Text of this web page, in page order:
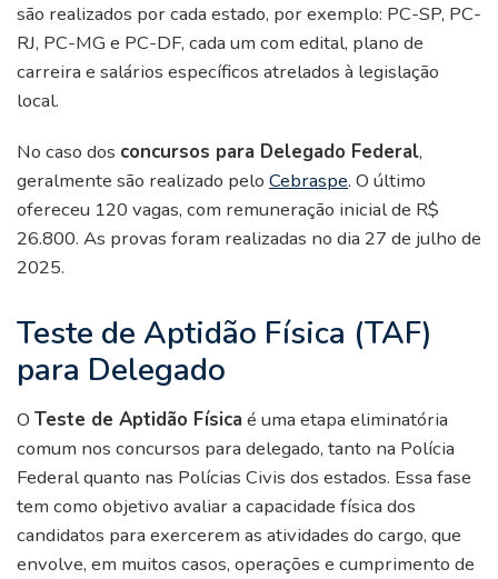
são realizados por cada estado, por exemplo: PC-SP, PC-
RJ, PC-MG e PC-DF, cada um com edital, plano de
carreira e salários específicos atrelados à legislação
local.
No caso dos concursos para Delegado Federal,
geralmente são realizado pelo Cebraspe. O último
ofereceu 120 vagas, com remuneração inicial de R$
26.800. As provas foram realizadas no dia 27 de julho de
2025.
Teste de Aptidão Física (TAF)
para Delegado
O Teste de Aptidão Física é uma etapa eliminatória
comum nos concursos para delegado, tanto na Polícia
Federal quanto nas Polícias Civis dos estados. Essa fase
tem como objetivo avaliar a capacidade física dos
candidatos para exercerem as atividades do cargo, que
envolve, em muitos casos, operações e cumprimento de